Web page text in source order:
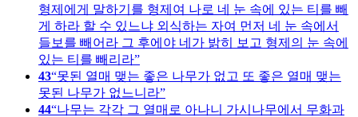
형제에게 말하기를 형제여 나로 네 눈 속에 있는 티를 빼
게 하라 할 수 있느냐 외식하는 자여 먼저 네 눈 속에서
들보를 빼어라 그 후에야 네가 밝히 보고 형제의 눈 속에
있는 티를 빼리라
43 못된 열매 맺는 좋은 나무가 없고 또 좋은 열매 맺는
못된 나무가 없느니라
44 나무는 각각 그 열매로 아나니 가시나무에서 무화과